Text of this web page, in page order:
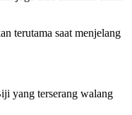
terutama saat menjelang
yang terserang walang